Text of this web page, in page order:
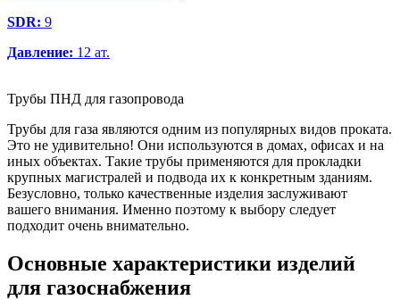
SDR: 9
Давление: 12 ат.
Трубы ПНД для газопровода
Трубы для газа являются одним из популярных видов проката.
Это не удивительно! Они используются в домах, офисах и на
иных объектах. Такие трубы применяются для прокладки
крупных магистралей и подвода их к конкретным зданиям.
Безусловно, только качественные изделия заслуживают
вашего внимания. Именно поэтому к выбору следует
подходит очень внимательно.
Основные характеристики изделий
для газоснабжения